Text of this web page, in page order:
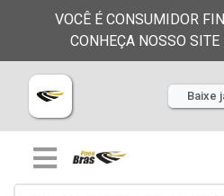
VOCÊ É CONSUMIDOR
CONHEÇA NOSSO
Baixe